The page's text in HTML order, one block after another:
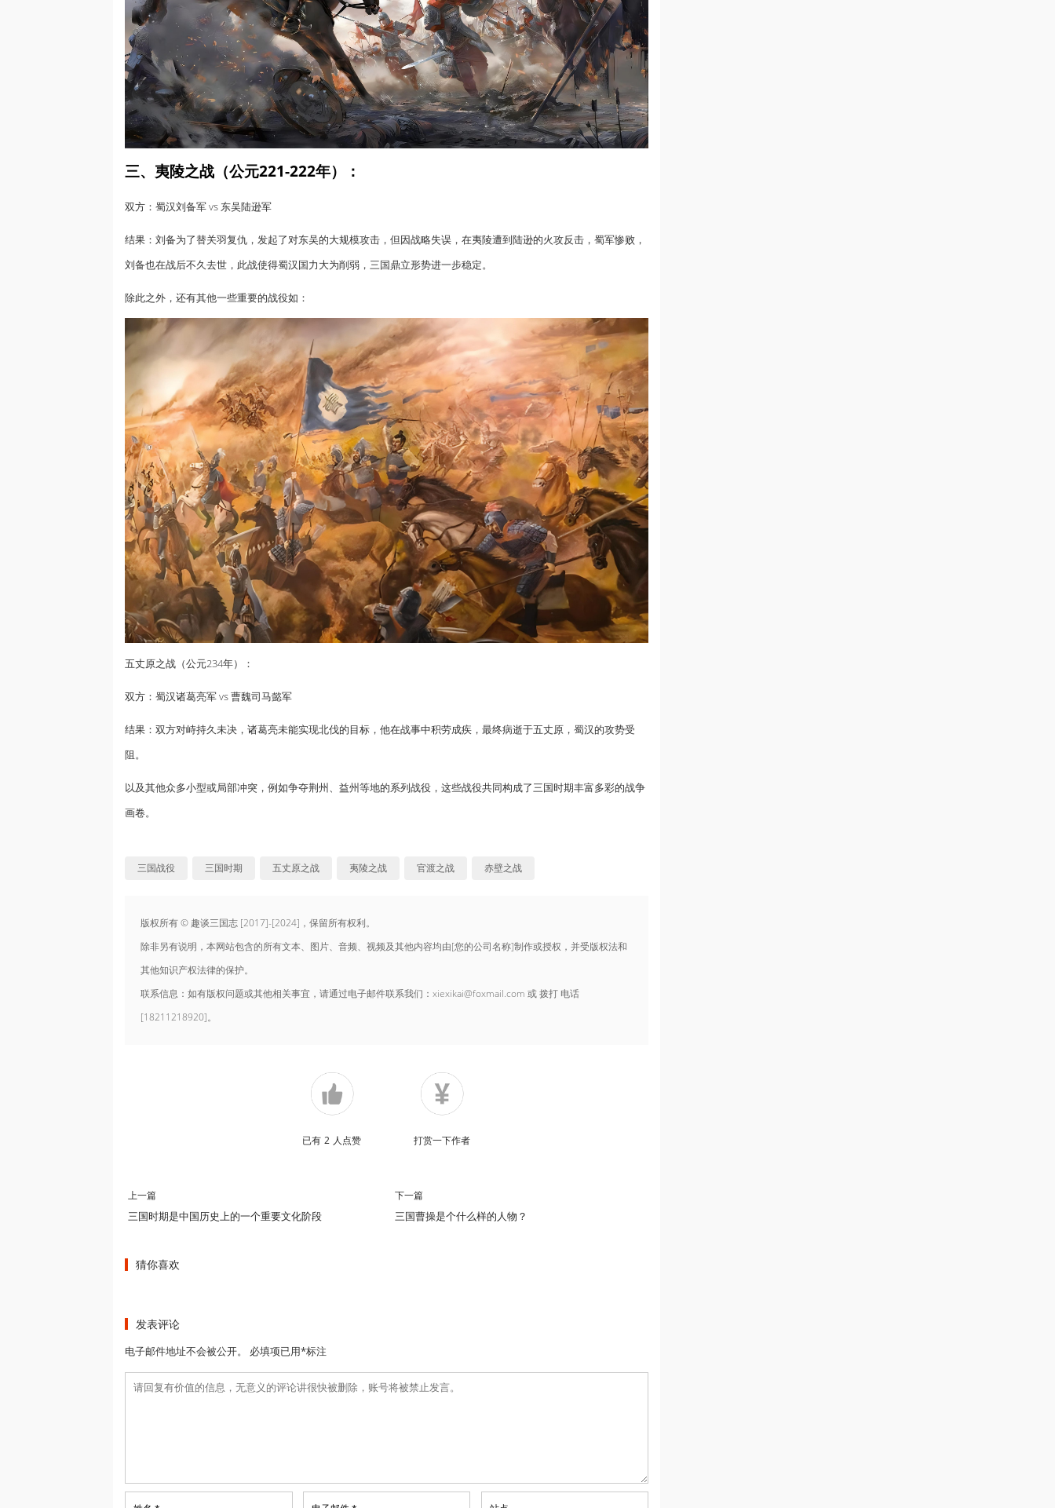
三、夷陵之战（公元221-222年）：
双方：蜀汉刘备军 vs 东吴陆逊军
结果：刘备为了替关羽复仇，发起了对东吴的大规模攻击，但因战略失误，在夷陵遭到陆逊的火攻反击，蜀军惨败，
刘备也在战后不久去世，此战使得蜀汉国力大为削弱，三国鼎立形势进一步稳定。
除此之外，还有其他一些重要的战役如：
五丈原之战（公元234年）：
双方：蜀汉诸葛亮军 vs 曹魏司马懿军
结果：双方对峙持久未决，诸葛亮未能实现北伐的目标，他在战事中积劳成疾，最终病逝于五丈原，蜀汉的攻势受
阻。
以及其他众多小型或局部冲突，例如争夺荆州、益州等地的系列战役，这些战役共同构成了三国时期丰富多彩的战争
画卷。
三国战役 三国时期 五丈原之战 夷陵之战 官渡之战 赤壁之战
版权所有 © 趣谈三国志 [2017]-[2024]，保留所有权利。
除非另有说明，本网站包含的所有文本、图片、音频、视频及其他内容均由[您的公司名称]制作或授权，并受版权法和
其他知识产权法律的保护。
联系信息：如有版权问题或其他相关事宜，请通过电子邮件联系我们：xiexikai@foxmail.com 或 拨打 电话
[18211218920]。
已有 2 人点赞 打赏一下作者
上一篇
三国时期是中国历史上的一个重要文化阶段
下一篇
三国曹操是个什么样的人物？
猜你喜欢
发表评论
电子邮件地址不会被公开。 必填项已用*标注